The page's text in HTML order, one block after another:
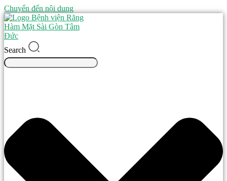
Chuyển đến nội dung
Search